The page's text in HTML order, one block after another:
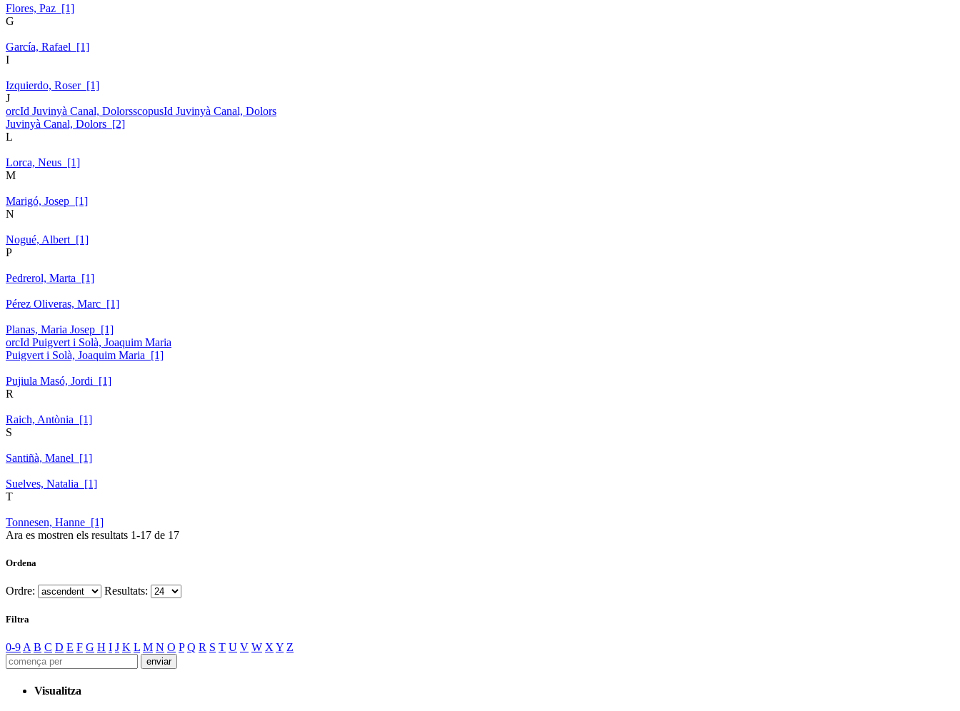
Flores, Paz [1]
G
García, Rafael [1]
I
Izquierdo, Roser [1]
J
orcId Juvinyà Canal, DolorsscopusId Juvinyà Canal, Dolors
Juvinyà Canal, Dolors [2]
L
Lorca, Neus [1]
M
Marigó, Josep [1]
N
Nogué, Albert [1]
P
Pedrerol, Marta [1]
Pérez Oliveras, Marc [1]
Planas, Maria Josep [1]
orcId Puigvert i Solà, Joaquim Maria
Puigvert i Solà, Joaquim Maria [1]
Pujiula Masó, Jordi [1]
R
Raich, Antònia [1]
S
Santiñà, Manel [1]
Suelves, Natalia [1]
T
Tonnesen, Hanne [1]
Ara es mostren els resultats 1-17 de 17
Ordena
Ordre: Resultats:
Filtra
0-9 A B C D E F G H I J K L M N O P Q R S T U V W X Y Z
Visualitza